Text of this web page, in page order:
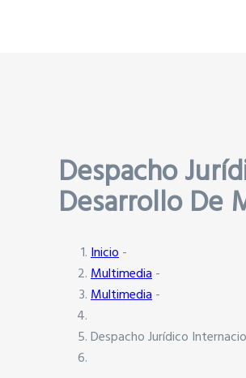
Despacho
Desarrollo De
Inicio-
Multimedia-
Multimedia-
Despacho Jurídico